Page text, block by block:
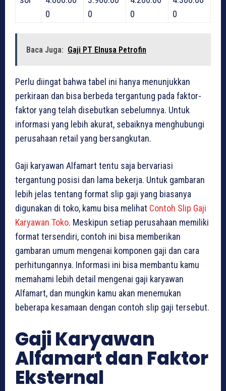
0
0
0
0
Baca Juga: Gaji PT Elnusa Petrofin
Perlu diingat bahwa tabel ini hanya menunjukkan
perkiraan dan bisa berbeda tergantung pada faktor-
faktor yang telah disebutkan sebelumnya. Untuk
informasi yang lebih akurat, sebaiknya menghubungi
perusahaan retail yang bersangkutan.
Gaji karyawan Alfamart tentu saja bervariasi
tergantung posisi dan lama bekerja. Untuk gambaran
lebih jelas tentang format slip gaji yang biasanya
digunakan di toko, kamu bisa melihat Contoh Slip Gaji
Karyawan Toko. Meskipun setiap perusahaan memiliki
format tersendiri, contoh ini bisa memberikan
gambaran umum mengenai komponen gaji dan cara
perhitungannya. Informasi ini bisa membantu kamu
memahami lebih detail mengenai gaji karyawan
Alfamart, dan mungkin kamu akan menemukan
beberapa kesamaan dengan contoh slip gaji tersebut.
Gaji Karyawan
Alfamart dan Faktor
Eksternal